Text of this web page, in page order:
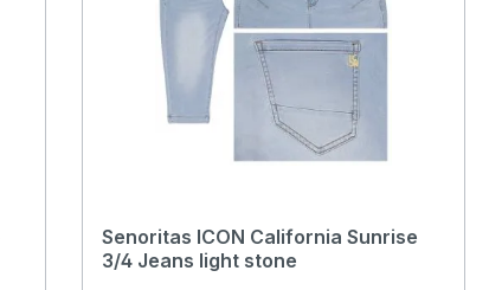
Senoritas ICON California Sunrise
3/4 Jeans light stone